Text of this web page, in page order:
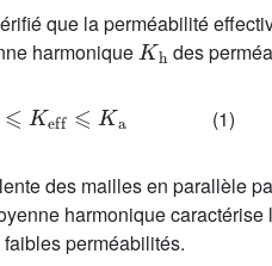
que la perméabilité
harmonique
Kh
des
h⩽ Keff ⩽K a (1)
des mailles en parallèle
harmonique
perméabilités.